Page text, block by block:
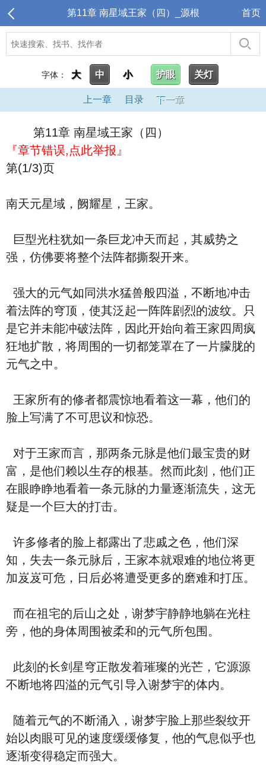
第11章 南星域王家（四）_源根 首页
字体： 大 中 小 护眼 关灯
上一章 目录 下一章
第11章 南星域王家（四）
『章节错误,点此举报』
第(1/3)页
南天元星域，阙耀星，王家。
巨型光柱犹如一条巨龙冲天而起，其威势之
强，仿佛要将整个法阵都撕裂开来。
强大的元气如同洪水猛兽般四溢，不断地冲击
着法阵的穹顶，使其泛起一阵阵剧烈的波纹。只
是它并未能冲破法阵，因此开始向着王家四周疯
狂地扩散，将周围的一切都笼罩在了一片朦胧的
元气之中。
王家所有的修者都震惊地看着这一幕，他们的
脸上写满了不可思议和惊恐。
对于王家而言，那两条元脉是他们最宝贵的财
富，是他们赖以生存的根基。然而此刻，他们正
在眼睁睁地看着一条元脉的力量逐渐流失，这无
疑是一个巨大的打击。
许多修者的脸上都露出了悲戚之色，他们深
知，失去一条元脉后，王家本就艰难的地位将更
加岌岌可危，日后必将遭受更多的磨难和打压。
而在祖宅的后山之处，谢梦宇静静地躺在光柱
旁，他的身体周围被柔和的元气所包围。
此刻的长剑星穹正散发着璀璨的光芒，它源源
不断地将四溢的元气引导入谢梦宇的体内。
随着元气的不断涌入，谢梦宇脸上那些裂纹开
始以肉眼可见的速度缓缓修复，他的气息似乎也
逐渐变得稳定而强大。